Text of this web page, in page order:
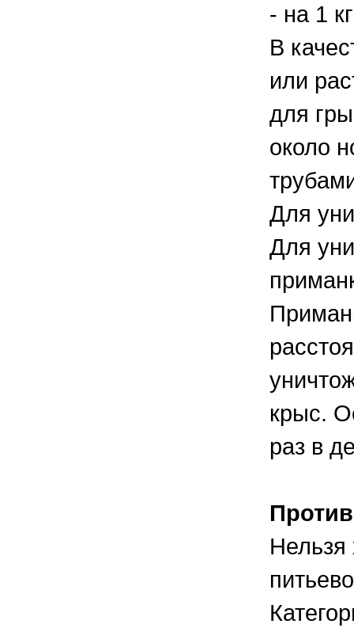
- на 1
В
или
для
около
Для
Для
крыс.
раз в